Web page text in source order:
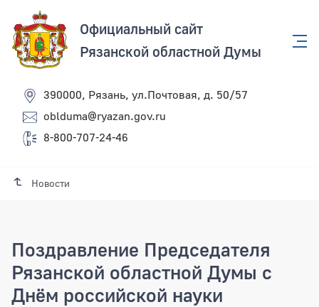
Официальный сайт
Рязанской областной Думы
390000, Рязань, ул.Почтовая, д. 50/57
oblduma@ryazan.gov.ru
8-800-707-24-46
Новости
Поздравление Председателя
Рязанской областной Думы с
Днём российской науки